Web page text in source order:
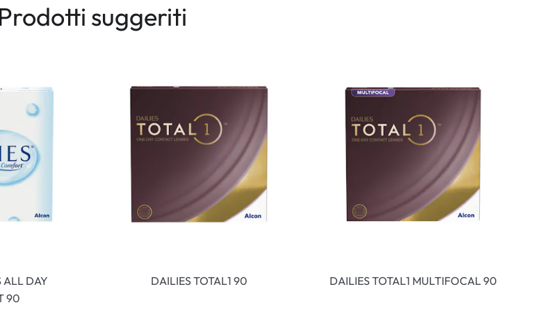
Prodotti suggeriti
ALL DAY
90
DAILIES TOTAL1 90 DAILIES TOTAL1 MULTIFOCAL 90